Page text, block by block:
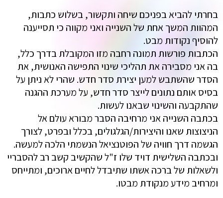
בחרתי להביא בפניכם שיחה ותקשור, בשלוש כתבות,
המהוות המשך אחת של השנייה ואני מקווה כי תסייענה
להוסיף נקודות מבט.
הכתבות פורשות תמונה רחבה מזו המקובלת בדרך כלל,
בה אני מסבירה את תהליכי שינוי התפישה האנושית, את
הסדר שהשתבש למען יצירת סדר חדש. שהרי לא ניתן על
בסיס אותם נתונים לייצר סדר חדש, על מערכת ההגנה
שהתקבעה והשינוי שבאנו לעשות.
בכתבה השנייה אני מרחיבה הסבר מבורא עולם אל
הניצוצות שאנו והיצירות/הגלגולים, בכלל ובפרט, לצורך
הגשמה דרך חוויה של הפוטנציאל הנשמתי הלכה למעשה.
ובכתבה השלישית דויד שלו ז"ל שהקשיב קשב רב להסבריי
ולשאלות של ברכה אשתו שתיבדל לחיים ארוכים, ומתייחס
ומרחיב מידע מנקודת מבטו.